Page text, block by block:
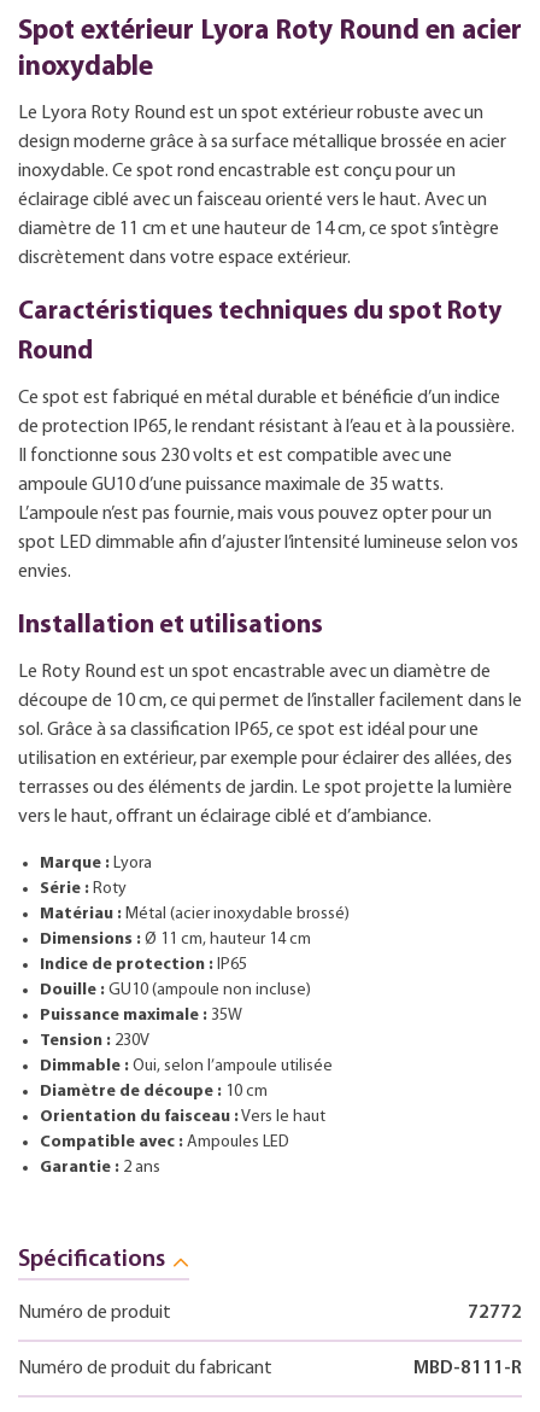
Spot extérieur Lyora Roty Round en acier
inoxydable
Le Lyora Roty Round est un spot extérieur robuste avec un
design moderne grâce à sa surface métallique brossée en acier
inoxydable. Ce spot rond encastrable est conçu pour un
éclairage ciblé avec un faisceau orienté vers le haut. Avec un
diamètre de 11 cm et une hauteur de 14 cm, ce spot s’intègre
discrètement dans votre espace extérieur.
Caractéristiques techniques du spot Roty
Round
Ce spot est fabriqué en métal durable et bénéficie d’un indice
de protection IP65, le rendant résistant à l’eau et à la poussière.
Il fonctionne sous 230 volts et est compatible avec une
ampoule GU10 d’une puissance maximale de 35 watts.
L’ampoule n’est pas fournie, mais vous pouvez opter pour un
spot LED dimmable afin d’ajuster l’intensité lumineuse selon vos
envies.
Installation et utilisations
Le Roty Round est un spot encastrable avec un diamètre de
découpe de 10 cm, ce qui permet de l’installer facilement dans le
sol. Grâce à sa classification IP65, ce spot est idéal pour une
utilisation en extérieur, par exemple pour éclairer des allées, des
terrasses ou des éléments de jardin. Le spot projette la lumière
vers le haut, offrant un éclairage ciblé et d’ambiance.
Marque : Lyora
Série : Roty
Matériau : Métal (acier inoxydable brossé)
Dimensions : Ø 11 cm, hauteur 14 cm
Indice de protection : IP65
Douille : GU10 (ampoule non incluse)
Puissance maximale : 35W
Tension : 230V
Dimmable : Oui, selon l’ampoule utilisée
Diamètre de découpe : 10 cm
Orientation du faisceau :Vers le haut
Compatible avec : Ampoules LED
Garantie : 2 ans
Spécifications
Numéro de produit 72772
Numéro de produit du fabricant MBD-8111-R